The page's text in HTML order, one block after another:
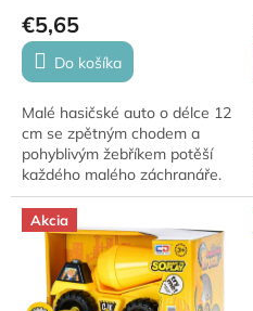
€5,65
Do košíka
Malé hasičské auto o délce 12
cm se zpětným chodem a
pohyblivým žebříkem potěší
každého malého záchranáře.
Baleno v praktické krabičce –
ideální jako dárek!
Akcia